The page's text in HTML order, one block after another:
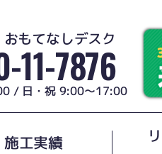
もてなしデスク
11-7876
/ 日・祝 9:00～17:00
施工実績